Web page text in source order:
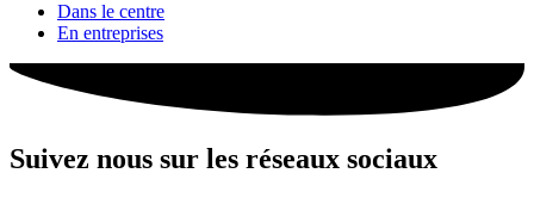
Dans le centre
En entreprises
Suivez nous sur les réseaux sociaux